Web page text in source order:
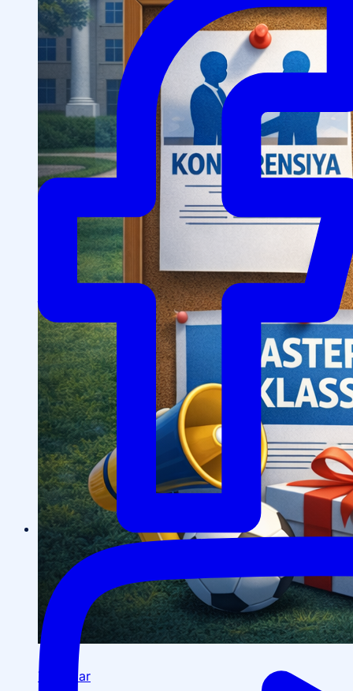
OTM tuzilmasi
Institut prezidenti murojaatiImpuls Tibbiyot Instituti
TarixiMissiya va kelajakdagi maqsad
Boshqaruv
kengashi
Akkreditatsiya va litsenziyalar
Talabalar uchun ma’lumotlar
Talabalar uchun grantlar va imtiyozlarTalabalar
jamiyati (Student union)
Tayyorlov kurslari
Xorijiy abituriyentlar uchun
Tadbirlar